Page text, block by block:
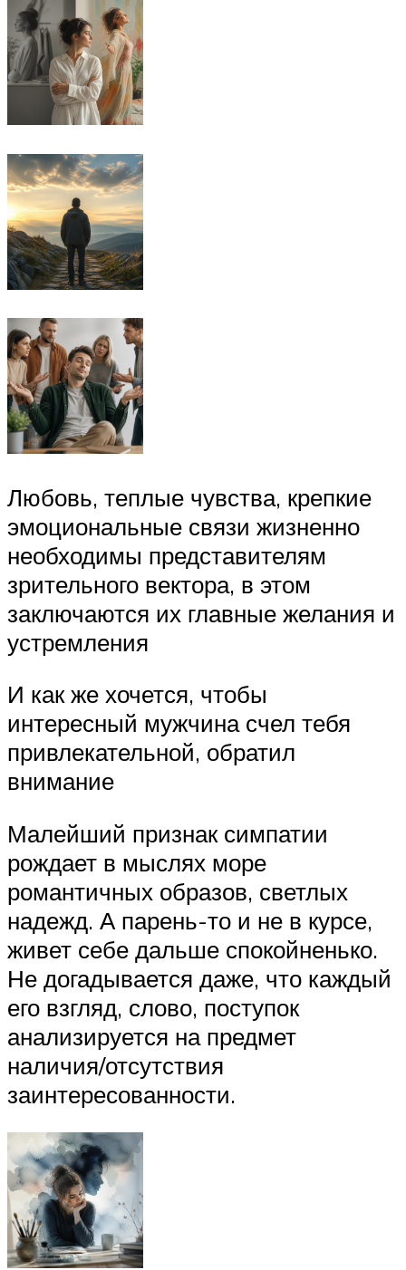
Любовь, теплые чувства, крепкие
эмоциональные связи жизненно
необходимы представителям
зрительного вектора, в этом
заключаются их главные желания и
устремления
И как же хочется, чтобы
интересный мужчина счел тебя
привлекательной, обратил
внимание
Малейший признак симпатии
рождает в мыслях море
романтичных образов, светлых
надежд. А парень-то и не в курсе,
живет себе дальше спокойненько.
Не догадывается даже, что каждый
его взгляд, слово, поступок
анализируется на предмет
наличия/отсутствия
заинтересованности.